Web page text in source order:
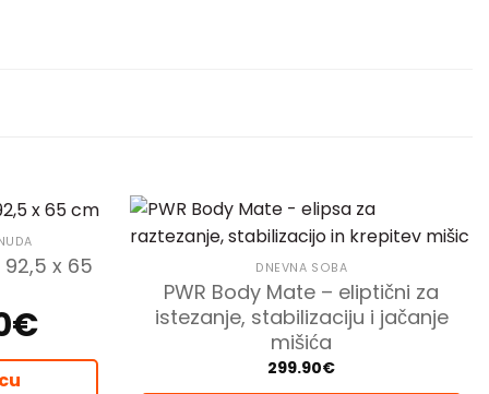
x 65
€Trenutna
cijena
47.40€.
DNEVNA SOBA
PWR Body Mate – eliptični za
istezanje, stabilizaciju i jačanje
mišića
299.90€